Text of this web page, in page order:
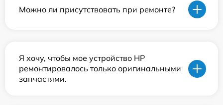
Можно ли присутствовать при ремонте?
Я хочу, чтобы мое устройство HP
ремонтировалось только оригинальными
запчастями.